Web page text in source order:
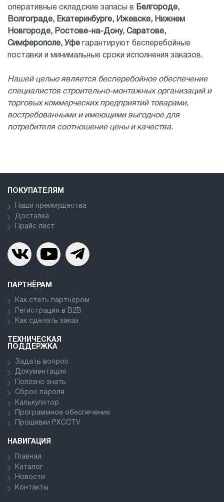
оперативные складские запасы в Белгороде,
Волгограде, Екатеринбурге, Ижевске, Нижнем
Новгороде, Ростове-на-Дону, Саратове,
Симферополе, Уфе гарантируют бесперебойные
поставки и минимальные сроки исполнения заказов.
Нашей целью является бесперебойное обеспечение
специалистов строительно-монтажных организаций и
торговых коммерческих предприятий товарами,
востребованными и имеющими выгодное для
потребителя соотношение цены и качества.
ПОКУПАТЕЛЯМ
Наши преимущества
Доставка
Прайс лист
ПАРТНЁРАМ
Как стать партнёром
Регистрация в В2В
Как сделать заказ
ТЕХНИЧЕСКАЯ
ПОДДЕРЖКА
Задать вопрос
Документация
Полезно знать
Сброс пароля
Калькулятор
Программное обеспечение
Прошивки PXCCTV
НАВИГАЦИЯ
Главная
Каталог
Новости
Контакты